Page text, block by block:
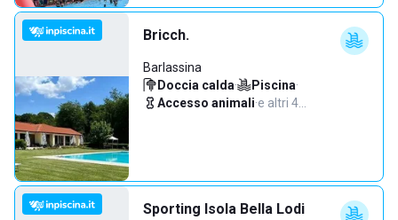
Bricch.
Barlassina
Doccia calda· Piscina·
Accesso animali·e altri 4…
Sporting Isola Bella Lodi